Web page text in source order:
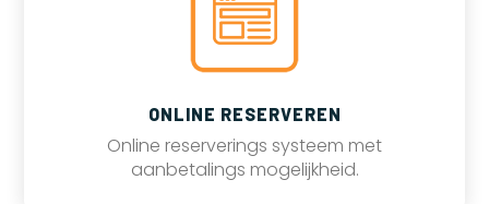
ONLINE RESERVEREN
Online reserverings systeem met
aanbetalings mogelijkheid.